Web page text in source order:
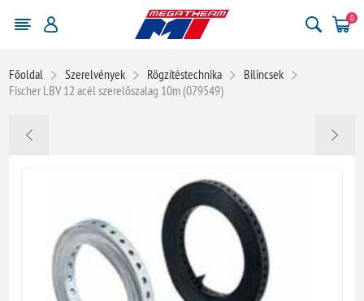
0
Főoldal Szerelvények Rögzítéstechnika
Bilincsek
Fischer LBV 12 acél szerelőszalag 10m (079549)